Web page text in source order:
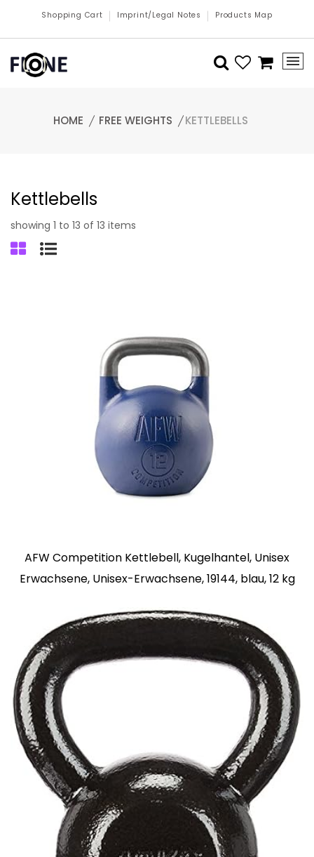
Shopping Cart Imprint/Legal Notes Products Map
HOME FREE WEIGHTS KETTLEBELLS
Kettlebells
showing 1 to 13 of 13 items
AFW Competition Kettlebell, Kugelhantel, Unisex
Erwachsene, Unisex-Erwachsene, 19144, blau, 12 kg